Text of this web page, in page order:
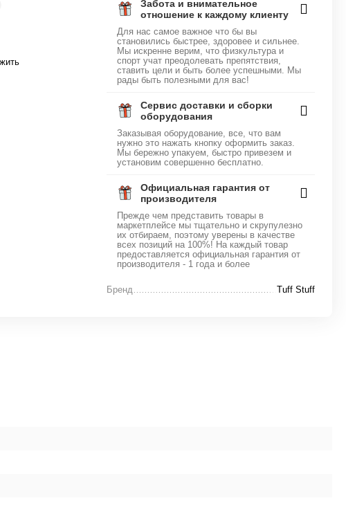
Забота и внимательное
отношение к каждому клиенту
Для нас самое важное что бы вы
становились быстрее, здоровее и сильнее.
Мы искренне верим, что физкультура и
спорт учат преодолевать препятствия,
ставить цели и быть более успешными. Мы
рады быть полезными для вас!
Сервис доставки и сборки
оборудования
Заказывая оборудование, все, что вам
нужно это нажать кнопку оформить заказ.
Мы бережно упакуем, быстро привезем и
установим совершенно бесплатно.
Официальная гарантия от
производителя
Прежде чем представить товары в
маркетплейсе мы тщательно и скрупулезно
их отбираем, поэтому уверены в качестве
всех позиций на 100%! На каждый товар
предоставляется официальная гарантия от
производителя - 1 года и более
Бренд Tuff Stuff